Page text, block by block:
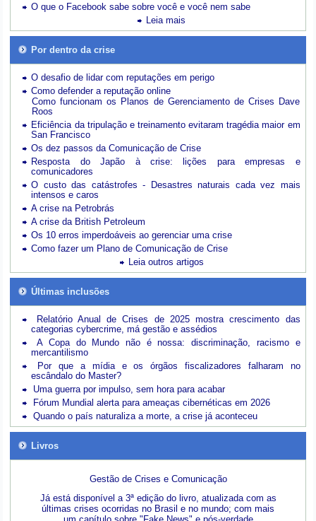
O que o Facebook sabe sobre você e você nem sabe
Leia mais
Por dentro da crise
O desafio de lidar com reputações em perigo
Como defender a reputação online
Como funcionam os Planos de Gerenciamento de Crises Dave
Roos
Eficiência da tripulação e treinamento evitaram tragédia maior em
San Francisco
Os dez passos da Comunicação de Crise
Resposta do Japão à crise: lições para empresas e
comunicadores
O custo das catástrofes -
Desastres naturais cada vez mais
intensos e caros
A crise na Petrobrás
A crise da British Petroleum
Os 10 erros imperdoáveis ao gerenciar uma crise
Como fazer um Plano de Comunicação de Crise
Leia outros artigos
Últimas inclusões
Relatório Anual de Crises de 2025 mostra crescimento das
categorias cybercrime, má gestão e assédios
A Copa do Mundo não é nossa: discriminação, racismo e
mercantilismo
Por que a mídia e os órgãos fiscalizadores falharam no
escândalo do Master?
Uma guerra por impulso, sem hora para acabar
Fórum Mundial alerta para ameaças cibernéticas em 2026
Quando o país naturaliza a morte, a crise já aconteceu
Livros
Gestão de Crises e Comunicação
Já está disponível a 3ª edição do livro, atualizada com as
últimas crises ocorridas no Brasil e no mundo; com mais